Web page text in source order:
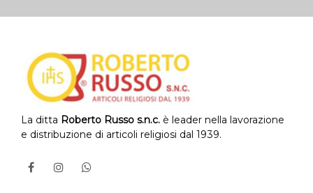
La ditta Roberto Russo s.n.c. è leader nella lavorazione
e distribuzione di articoli religiosi dal 1939.